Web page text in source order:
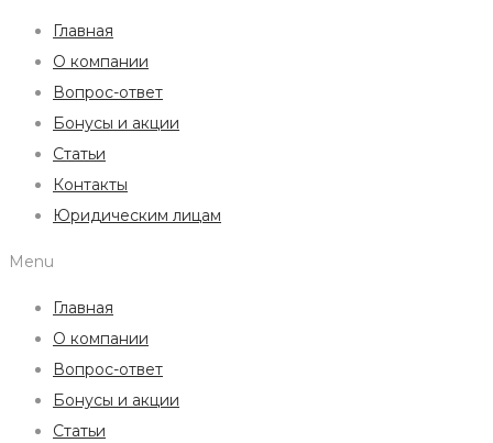
Главная
О компании
Вопрос-ответ
Бонусы и акции
Статьи
Контакты
Юридическим лицам
Menu
Главная
О компании
Вопрос-ответ
Бонусы и акции
Статьи